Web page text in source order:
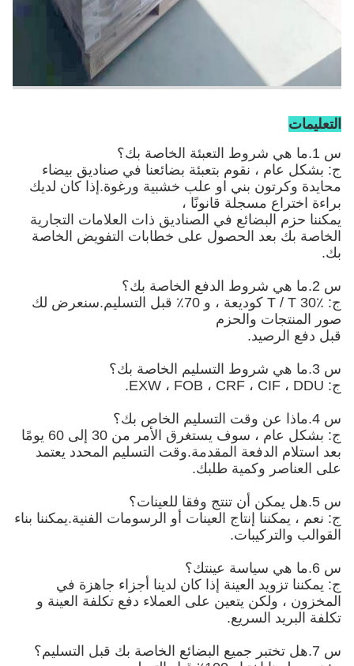
التعليمات
س 1.ما هي شروط التعبئة الخاصة بك؟
ج: بشكل عام ، نقوم بتعبئة بضائعنا في صناديق بيضاء
محايدة وكرتون بنياو علب خشبية ورغوة.إذا كان لديك
براءة اختراع مسجلة قانونًا ،
يمكننا حزم البضائع في الصناديق ذات العلامات التجارية
الخاصة بك بعد الحصول على خطابات التفويض الخاصة
بك.
س 2.ما هي شروط الدفع الخاصة بك؟
ج: T / T 30٪ كوديعة ، و 70٪ قبل التسليم.سنعرض لك
صور المنتجات والحزم
قبل دفع الرصيد.
س 3.ما هي شروط التسليم الخاصة بك؟
ج: EXW ، FOB ، CRF ، CIF ، DDU.
س 4.ماذا عن وقت التسليم الخاص بك؟
ج: بشكل عام ، سوف يستغرق الأمر من 30 إلى 60 يومًا
بعد استلام الدفعة المقدمة.وقت التسليم المحدد يعتمد
على العناصر وكمية طلبك.
س 5.هل يمكن أن تنتج وفقا للعينات؟
ج: نعم ، يمكننا إنتاج العينات أو الرسومات الفنية.يمكننا بناء
القوالب والتركيبات.
س 6.ما هي سياسة عينتك؟
ج: يمكننا تزويد العينة إذا كان لدينا أجزاء جاهزة في
المخزون ، ولكن يتعين على العملاء دفع تكلفة العينة و
تكلفة البريد السريع.
س 7.هل تختبر جميع البضائع الخاصة بك قبل التسليم؟